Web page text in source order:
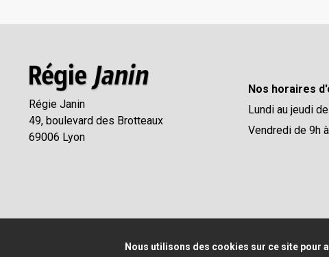
Régie Janin
49, boulevard des Brotteaux
69006 Lyon
Nos horaires
Lundi au jeudi
Vendredi de 9h
Nous utilisons des cookies sur ce site pour